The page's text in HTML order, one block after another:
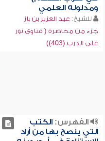
ومدلوله العلمي
للشيخ: عبد العزيز بن باز
جزء من محاضرة ( فتاوى نور
على الدرب (403))
الفهرس:الكتب
التي ينصح بها من أراد